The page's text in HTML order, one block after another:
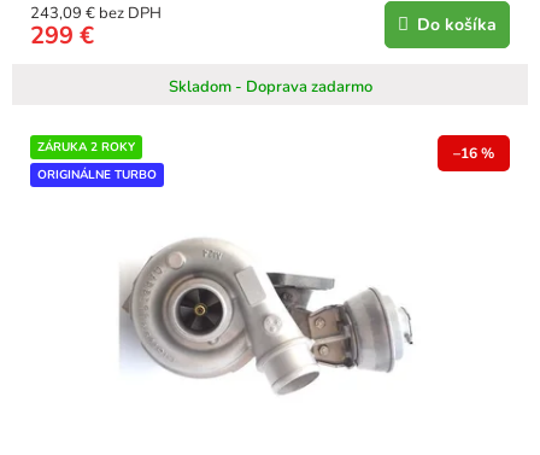
Skladom - Doprava zadarmo
243,09 € bez DPH
299 € Do košíka
ZÁRUKA 2 ROKY
ORIGINÁLNE TURBO
–16 %